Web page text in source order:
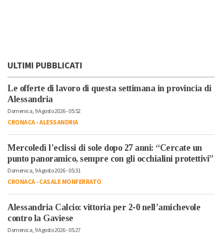
ULTIMI PUBBLICATI
Le offerte di lavoro di questa settimana in provincia di
Alessandria
Domenica, 9 Agosto 2026 - 05:52
CRONACA-ALESSANDRIA
Mercoledì l’eclissi di sole dopo 27 anni: “Cercate un
punto panoramico, sempre con gli occhialini protettivi”
Domenica, 9 Agosto 2026 - 05:31
CRONACA-CASALE MONFERRATO
Alessandria Calcio: vittoria per 2-0 nell’amichevole
contro la Gaviese
Domenica, 9 Agosto 2026 - 05:27